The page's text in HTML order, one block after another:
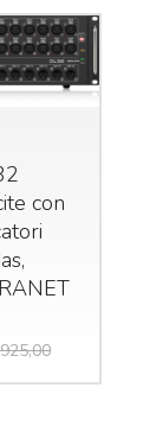
con